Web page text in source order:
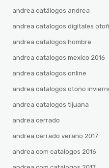
andrea catálogos andrea
andrea catalogos digitales
andrea catalogos hombre
andrea catalogos mexico 2016
andrea catalogos online
andrea catalogos otoño
andrea catalogos tijuana
andrea cerrado
andrea cerrado verano 2017
andrea com catalogos 2016